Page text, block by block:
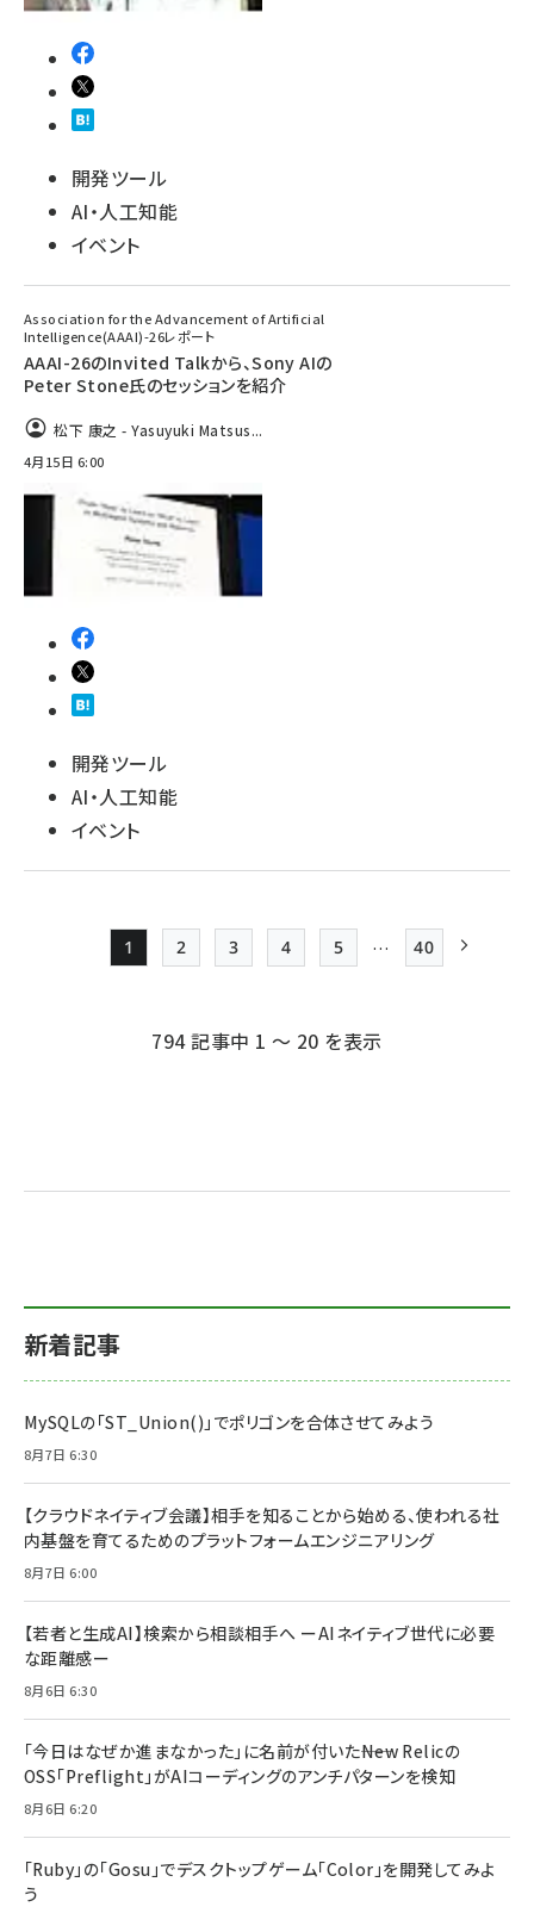
開発ツール
AI・人工知能
イベント
Association for the Advancement of Artificial
Intelligence(AAAI)-26レポート
AAAI-26のInvited Talkから、Sony AIの
Peter Stone氏のセッションを紹介
松下 康之 - Yasuyuki Matsus...
4月15日 6:00
開発ツール
AI・人工知能
イベント
ジ
Page
1
Page
2
Page
3
Page
4
Page
5 …
最終ページ
40
794 記事中 1 ～ 20 を表示
新着記事
MySQLの「ST_Union()」でポリゴンを合体させてみよう
8月7日 6:30
【クラウドネイティブ会議】相手を知ることから始める、使われる社
内基盤を育てるためのプラットフォームエンジニアリング
8月7日 6:00
【若者と生成AI】検索から相談相手へ ーAIネイティブ世代に必要
な距離感ー
8月6日 6:30
「今日はなぜか進まなかった」に名前が付いた――New Relicの
OSS「Preflight」がAIコーディングのアンチパターンを検知
8月6日 6:20
「Ruby」の「Gosu」でデスクトップゲーム「Color」を開発してみよ
う